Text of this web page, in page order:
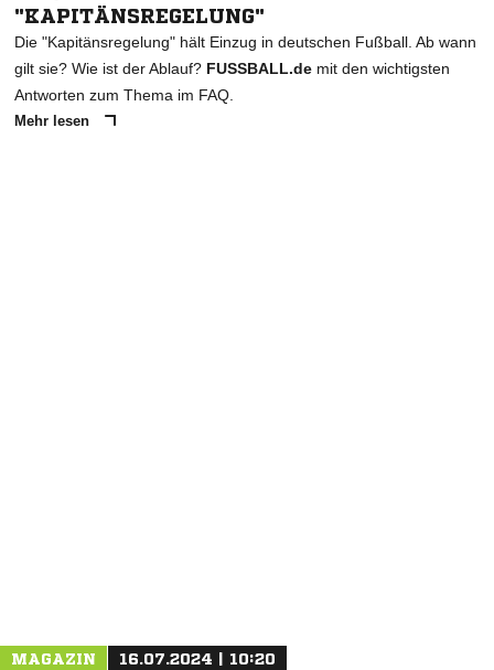
"KAPITÄNSREGELUNG"
Die "Kapitänsregelung" hält Einzug in deutschen Fußball. Ab wann
gilt sie? Wie ist der Ablauf? FUSSBALL.de mit den wichtigsten
Antworten zum Thema im FAQ.
Mehr lesen
MAGAZIN 16.07.2024 | 10:20